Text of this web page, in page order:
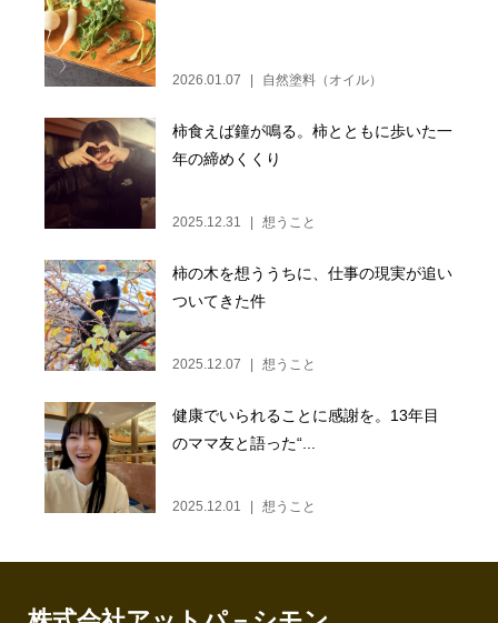
2026.01.07 自然塗料（オイル）
柿食えば鐘が鳴る。柿とともに歩いた一
年の締めくくり
2025.12.31 想うこと
柿の木を想ううちに、仕事の現実が追い
ついてきた件
2025.12.07 想うこと
健康でいられることに感謝を。13年目
のママ友と語った“...
2025.12.01 想うこと